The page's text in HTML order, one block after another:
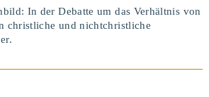
In der Debatte um das Verhältnis von
christliche und nichtchristliche